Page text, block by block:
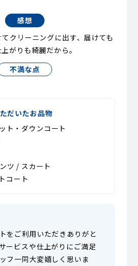
感想
クリーニングに出す、届けても
がりも綺麗だから。
不満な点
だいたお品物
ト・ダウンコート
ツ / スカート
コート
をご利用いただきありがと
ービスや仕上がりにご満足
フ一同大変嬉しく思いま